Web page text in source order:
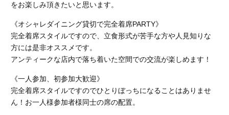
をお楽しみ頂きたいと思います。
《オシャレダイニング貸切で完全着席PARTY》
完全着席スタイルですので、立食形式が苦手な方や人見知りな
方には是非オススメです。
アンティークな店内で落ち着いた空間での交流が楽しめます！
《一人参加、初参加大歓迎》
完全着席スタイルですのでひとりぼっちになることはありませ
ん！お一人様参加者様同士の席の配置。